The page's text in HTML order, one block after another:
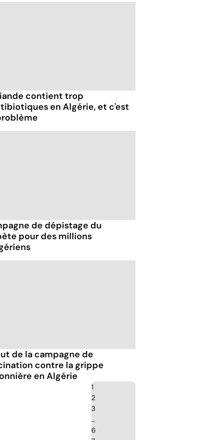
contient trop
en Algérie, et c'est
de dépistage du
pour des millions
de la campagne de
contre la grippe
en Algérie
1
2
3
…
6